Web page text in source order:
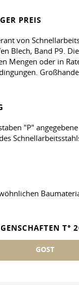
PREIS
von
Blech, Band P9.
Mengen oder in
"P"
T°
GOST